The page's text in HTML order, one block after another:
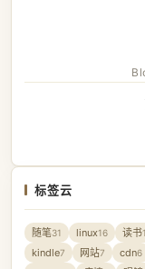
标签云
随笔31 linux16 读书
kindle7 网站7 cdn6